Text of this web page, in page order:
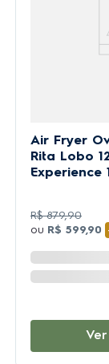
Air Fryer
Rita Lobo
Experience
R$ 879,90
ou R$ 599,90